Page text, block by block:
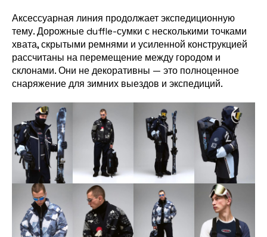
Аксессуарная линия продолжает экспедиционную
тему. Дорожные duffle-сумки с несколькими точками
хвата, скрытыми ремнями и усиленной конструкцией
рассчитаны на перемещение между городом и
склонами. Они не декоративны — это полноценное
снаряжение для зимних выездов и экспедиций.